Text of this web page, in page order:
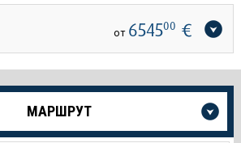
от 654500 €
МАРШРУТ